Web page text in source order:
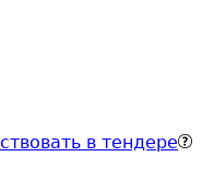
в тендере